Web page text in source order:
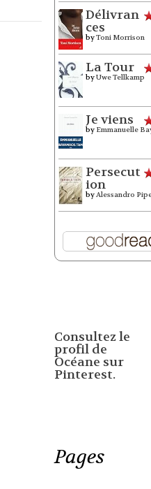
Délivran
ces
byToni Morrison
La Tour
byUwe Tellkamp
Je viens
by Emmanuelle
Persecut
ion
byAlessandro
Consultez le
profil de
Océane sur
Pinterest.
Pages